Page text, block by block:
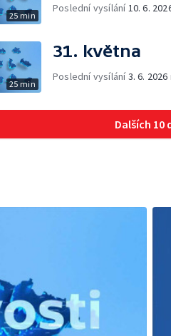
25 min
Poslední vysílání 10. 6.
25 min
31. května
Poslední vysílání3. 6. 2026
Dalších 10